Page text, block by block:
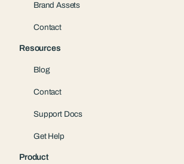
Brand Assets
Contact
Resources
Blog
Contact
Support Docs
Get Help
Product